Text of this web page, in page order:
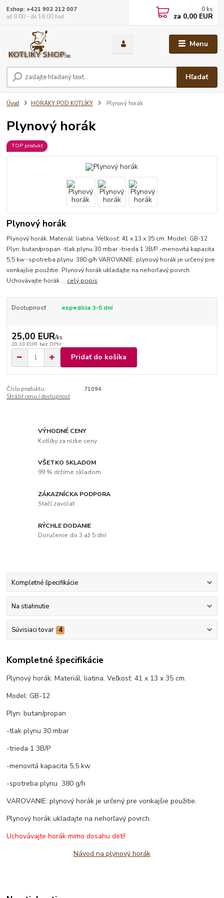
Menu
Hľadať
Eshop: +421 902 212 007
od 8:00 - do 16:00 hod
0 ks
za 0,00 EUR
Úvod HORÁKY POD KOTLÍKY Plynový horák
Plynový horák
TOP produkt
Plynový horák
Plynový horák. Materiál: liatina. Veľkosť: 41 x 13 x 35 cm. Model: GB-12
Plyn: butan/propan -tlak plynu 30 mbar -trieda 1 3B/P -menovitá kapacita
5,5 kw -spotreba plynu 380 g/h VAROVANIE: plynový horák je určený pre
vonkajšie použitie. Plynový horák ukladajte na nehorľavý povrch.
Uchovávajte horák ... celý popis
Dostupnosť expedícia 3-5 dní
25,00 EUR/ks
20,33 EUR bez DPH
Pridať do košíka
Číslo produktu:
71094
Strážiť cenu / dostupnosť
VÝHODNÉ CENY
Kotlíky za nízke ceny
VŠETKO SKLADOM
99 % držíme skladom
ZÁKAZNÍCKA PODPORA
Stačí zavolať
RÝCHLE DODANIE
Doručenie do 3 až 5 dní
Kompletné špecifikácie
Na stiahnutie
Súvisiaci tovar 4
Kompletné špecifikácie
Plynový horák. Materiál: liatina. Veľkosť: 41 x 13 x 35 cm.
Model: GB-12
Plyn: butan/propan
-tlak plynu 30 mbar
-trieda 1 3B/P
-menovitá kapacita 5,5 kw
-spotreba plynu 380 g/h
VAROVANIE: plynový horák je určený pre vonkajšie použitie.
Plynový horák ukladajte na nehorľavý povrch.
Uchovávajte horák mimo dosahu detí!
Návod na plynový horák